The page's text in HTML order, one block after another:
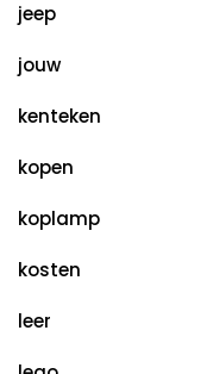
jeep
jouw
kenteken
kopen
koplamp
kosten
leer